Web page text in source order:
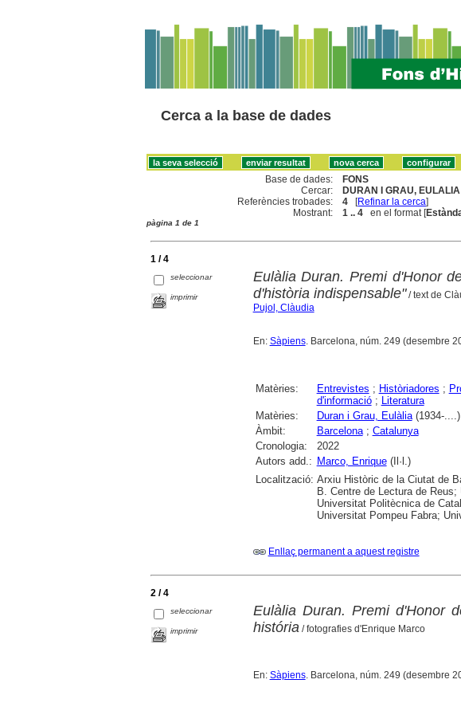
Cerca a la base de dades
Base de dades:
FONS
Cercar:
DURAN I GRAU,
Referències trobades:
4 [Refinar la cerca]
Mostrant:
1 .. 4 en el format [
pàgina 1 de 1
1 / 4
seleccionar
imprimir
Eulàlia Duran. Premi d'Honor
d'història indispensable"/ text de
Pujol, Clàudia
En: Sàpiens. Barcelona, núm. 249 (desembre
Matèries: Entrevistes ; Històriadores ;
d'informació;
Literatura
Matèries:
Duran i Grau, Eulàlia(1934-....)
Àmbit:
Barcelona; Catalunya
Cronologia:
2022
Autors add.: Marco, Enrique(Il·l.)
Localització: Arxiu Històric de la Ciutat de
B. Centre de Lectura de
Universitat Politècnica de
Universitat Pompeu Fabra;
Enllaç permanent a aquest registre
2 / 4
seleccionar
imprimir
Eulàlia Duran. Premi d'Honor
história/ fotografies d'Enrique Marco
En: Sàpiens. Barcelona, núm. 249 (desembre